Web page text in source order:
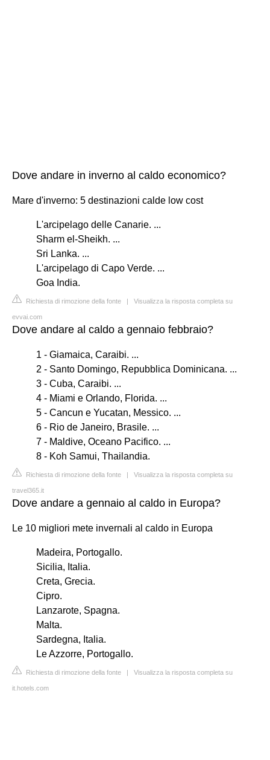
Dove andare in inverno al caldo economico?
Mare d'inverno: 5 destinazioni calde low cost
L'arcipelago delle Canarie. ...
Sharm el-Sheikh. ...
Sri Lanka. ...
L'arcipelago di Capo Verde. ...
Goa India.
Richiesta di rimozione della fonte | Visualizza la risposta completa su
evvai.com
Dove andare al caldo a gennaio febbraio?
1 - Giamaica, Caraibi. ...
2 - Santo Domingo, Repubblica Dominicana. ...
3 - Cuba, Caraibi. ...
4 - Miami e Orlando, Florida. ...
5 - Cancun e Yucatan, Messico. ...
6 - Rio de Janeiro, Brasile. ...
7 - Maldive, Oceano Pacifico. ...
8 - Koh Samui, Thailandia.
Richiesta di rimozione della fonte | Visualizza la risposta completa su
travel365.it
Dove andare a gennaio al caldo in Europa?
Le 10 migliori mete invernali al caldo in Europa
Madeira, Portogallo.
Sicilia, Italia.
Creta, Grecia.
Cipro.
Lanzarote, Spagna.
Malta.
Sardegna, Italia.
Le Azzorre, Portogallo.
Richiesta di rimozione della fonte | Visualizza la risposta completa su
it.hotels.com